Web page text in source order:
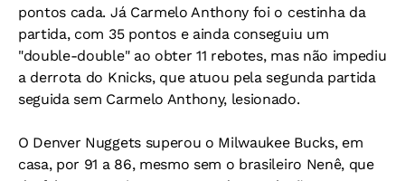
pontos cada. Já Carmelo Anthony foi o cestinha da
partida, com 35 pontos e ainda conseguiu um
"double-double" ao obter 11 rebotes, mas não impediu
a derrota do Knicks, que atuou pela segunda partida
seguida sem Carmelo Anthony, lesionado.
O Denver Nuggets superou o Milwaukee Bucks, em
casa, por 91 a 86, mesmo sem o brasileiro Nenê, que